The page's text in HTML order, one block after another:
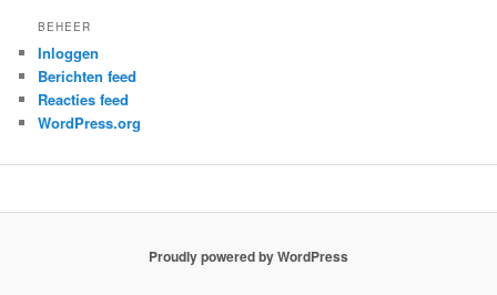
BEHEER
Inloggen
Berichten feed
Reacties feed
WordPress.org
Proudly powered by WordPress